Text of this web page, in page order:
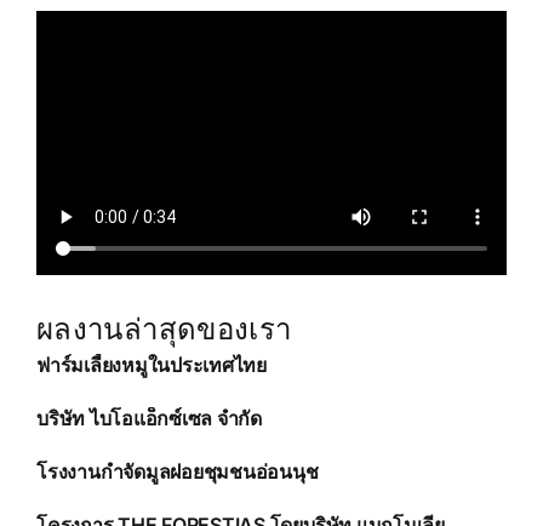
ผลงานล่าสุดของเรา
ฟาร์มเลี้ยงหมูในประเทศไทย
บริษัท ไบโอแอ็กซ์เซล จํากัด
โรงงานกำจัดมูลฝอยชุมชนอ่อนนุช